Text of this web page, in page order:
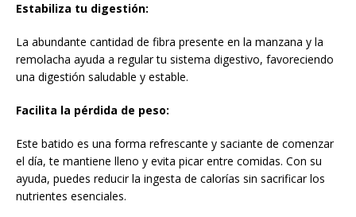
Estabiliza tu digestión:
La abundante cantidad de fibra presente en la manzana y la
remolacha ayuda a regular tu sistema digestivo, favoreciendo
una digestión saludable y estable.
Facilita la pérdida de peso:
Este batido es una forma refrescante y saciante de comenzar
el día, te mantiene lleno y evita picar entre comidas. Con su
ayuda, puedes reducir la ingesta de calorías sin sacrificar los
nutrientes esenciales.